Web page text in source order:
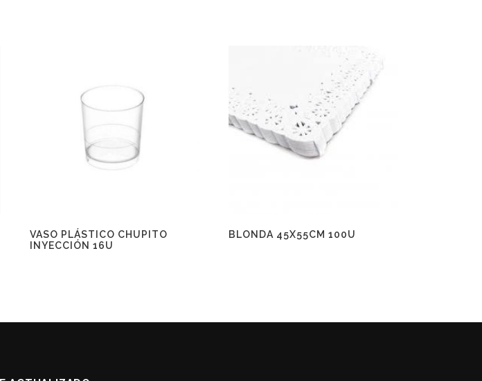
VASO PLÁSTICO CHUPITO
INYECCIÓN 16U
BLONDA 45X55CM 100U